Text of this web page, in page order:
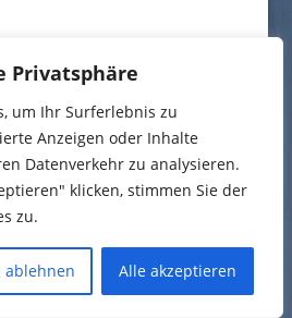
Privatsphäre
um Ihr Surferlebnis zu
Anzeigen oder Inhalte
Datenverkehr zu analysieren.
klicken, stimmen Sie der
zu.
ablehnen Alle akzeptieren
| Datenschutz|AGB